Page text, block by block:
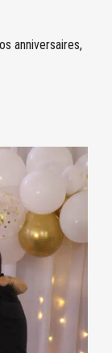
anniversaires,